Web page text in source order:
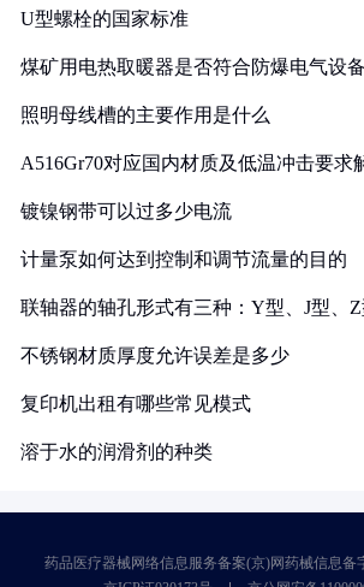
U型螺栓的国家标准
煤矿用电热取暖器是否符合防爆电气设
照明母线槽的主要作用是什么
A516Gr70对应国内材质及低温冲击要求
镀镍钢带可以过多少电流
计量泵如何达到控制和调节流量的目的
联轴器的轴孔形式有三种：Y型、J型、Z
不锈钢材质厚度允许误差是多少
复印机出租有哪些常见模式
溶于水的润滑剂的种类
药品医疗器械网络信息服务备案(京)网药械信息备